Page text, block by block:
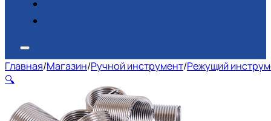
Главная/Магазин/Ручной инструмент/Режущий
🔍